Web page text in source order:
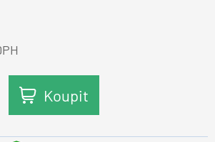
Koupit